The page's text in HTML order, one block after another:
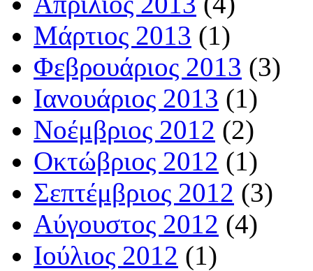
Μάρτιος 2013 (1)
Φεβρουάριος 2013 (3)
Ιανουάριος 2013 (1)
Νοέμβριος 2012 (2)
Οκτώβριος 2012 (1)
Σεπτέμβριος 2012 (3)
Αύγουστος 2012 (4)
Ιούλιος 2012 (1)